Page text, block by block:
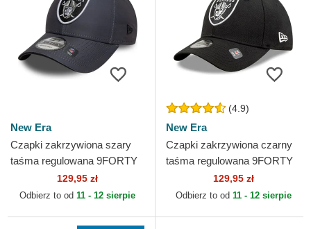
New Era
Czapki zakrzywiona szary
taśma regulowana 9FORTY
Microfibre Las Vegas Raiders
NFL New Era
129,95 zł
Odbierz to od 11 - 12 sierpie
(4.9)
New Era
Czapki zakrzywiona czarny
taśma regulowana 9FORTY
The League Las Vegas
Raiders NFL New Era
129,95 zł
Odbierz to od 11 - 12 sierpie